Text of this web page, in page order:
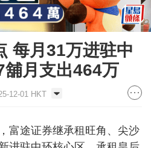
每月31万进驻中
月支出464万
12-01 HKT
富途证券继承租旺角、尖沙